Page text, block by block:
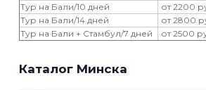
Тур на Бали/10 дней
от 2200
Тур на Бали/14 дней
от 2800
Тур на Бали + Стамбул/7 дней
от 2500
Каталог Минска